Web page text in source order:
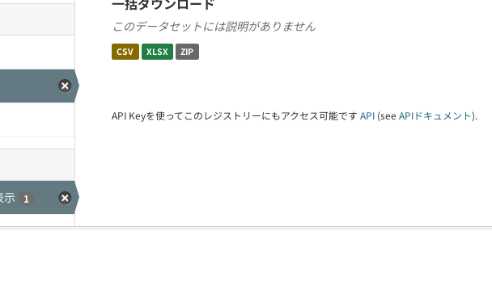
示
1
このデータセットには説明がありません
CSV XLSX ZIP
API Keyを使ってこのレジストリーにもアクセス可能です API (see APIドキュメント).